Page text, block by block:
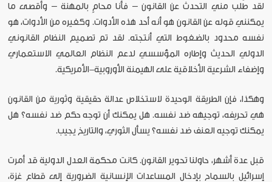
لقد طُلب مني التحدث عن القانون – فأنا محامٍ بالمهنة – وأقصى ما
يمكنني قوله عن القانون هو أنه أحد هذه الأدوات. وكغيره من الأدوات، هو
نفسه محدود بالضغوط التي أنتجته. لقد تم تصميم النظام القانوني
الدولي الحديث وإطاره المؤسسي لدعم النظام العالمي الاستعماري
وإضفاء الشرعية الأخلاقية على الهيمنة الأوروبية-الأمريكية.
وهكذا، فإن الطريقة الوحيدة لاستخلاص عدالة حقيقية وثورية من القانون
هي تحريفه، توجيهه ضد نفسه. هل يمكنك أن توجه حكم ضد نفسه؟ هل
يمكنك توجيه العنف ضد نفسه؟ يسأل الثوري، والتاريخ يجيب.
قبل عدة أشهر، حاولنا تحوير القانون. كانت محكمة العدل الدولية قد أمرت
إسرائيل بالسماح بإدخال المساعدات الإنسانية الضرورية إلى قطاع غزة،